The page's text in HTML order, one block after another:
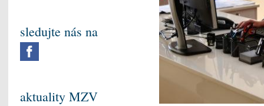
sledujte nás na
aktuality MZV